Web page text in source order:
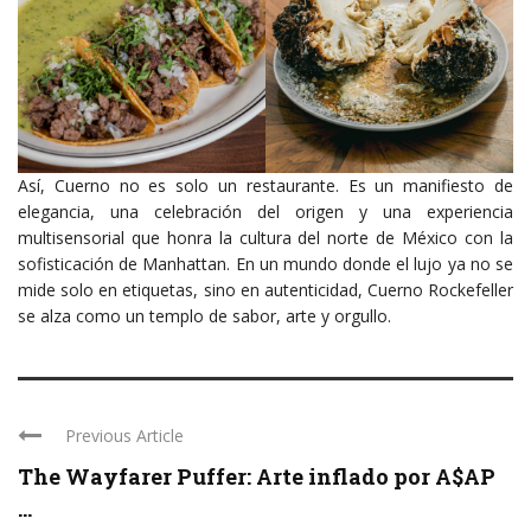
Así, Cuerno no es solo un restaurante. Es un manifiesto de
elegancia, una celebración del origen y una experiencia
multisensorial que honra la cultura del norte de México con la
sofisticación de Manhattan. En un mundo donde el lujo ya no se
mide solo en etiquetas, sino en autenticidad, Cuerno Rockefeller
se alza como un templo de sabor, arte y orgullo.
Previous Article
The Wayfarer Puffer: Arte inflado por A$AP
...